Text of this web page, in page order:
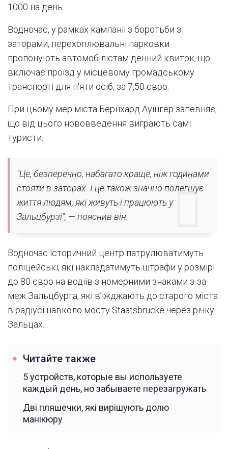
1000 на день.
Водночас, у рамках кампанії з боротьби з
заторами, перехоплювальні парковки
пропонують автомобілістам денний квиток, що
включає проїзд у місцевому громадському
транспорті для п'яти осіб, за 7,50 євро.
При цьому мер міста Бернхард Ауїнгер запевняє,
що від цього нововведення виграють самі
туристи.
"Це, безперечно, набагато краще, ніж годинами
стояти в заторах. І це також значно полегшує
життя людям, які живуть і працюють у
Зальцбурзі", — пояснив він.
Водночас історичний центр патрулюватимуть
поліцейські, які накладатимуть штрафи у розмірі
до 80 євро на водіїв з номерними знаками з-за
меж Зальцбурга, які в’їжджають до старого міста
в радіусі навколо мосту Staatsbrücke через річку
Зальцах.
Читайте также
5 устройств, которые вы используете
каждый день, но забываете перезагружать
Дві пляшечки, які вирішують долю
манікюру